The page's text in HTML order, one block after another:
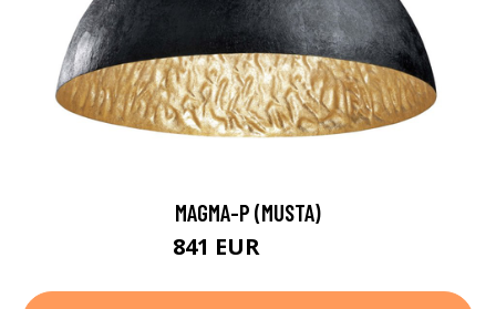
MAGMA-P (MUSTA)
841 EUR